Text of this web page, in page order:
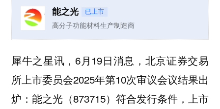
能之光 已上市
高分子功能材料生产制造商
犀牛之星讯，6月19日消息，北京证券交易
所上市委员会2025年第10次审议会议结果出
炉：能之光（873715）符合发行条件，上市